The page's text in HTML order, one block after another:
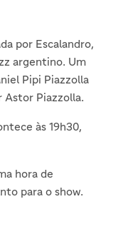
por Escalandro,
argentino. Um
Pipi Piazzolla
Piazzolla.
às 19h30,
hora de
para o show.